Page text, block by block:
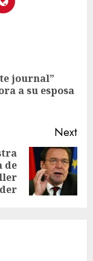
journal”
a su esposa
Next
de